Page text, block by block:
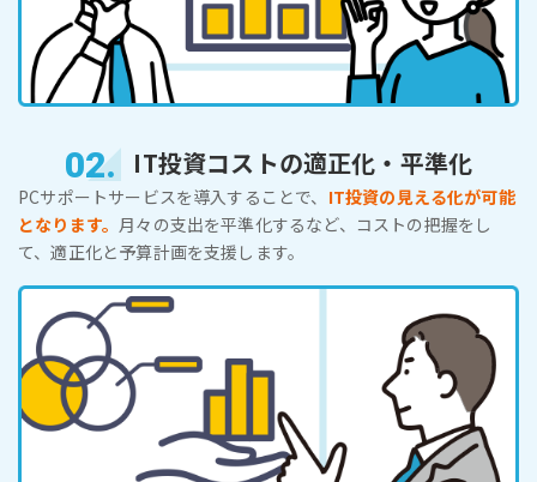
02. IT投資コストの適正化・平準化
PCサポートサービスを導入することで、 IT投資の見える化が可能
となります。 月々の支出を平準化するなど、コストの把握をし
て、適正化と予算計画を支援します。